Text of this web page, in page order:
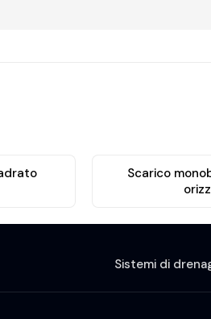
Scarico
Sistemi di